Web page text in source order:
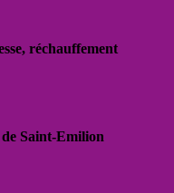
réchauffement
Saint-Emilion